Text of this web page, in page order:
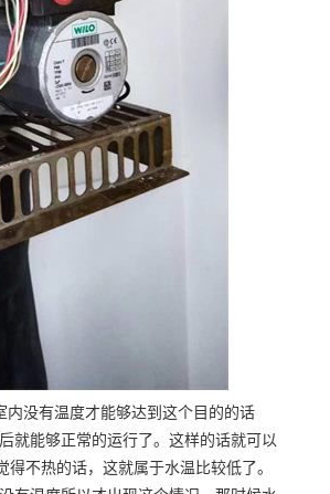
没有温度才能够达到这个目的的话
能够正常的运行了。这样的话就可以
不热的话，这就属于水温比较低了。